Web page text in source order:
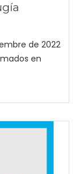
de 2022
en